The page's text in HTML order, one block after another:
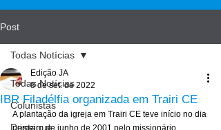
Post
Todas Notícias
Colunistas
Destaque
Todas Notícias
IBR Filadélfia organizada em Trairi CE
Edição JA
8 de set. de 2022
A plantação da igreja em Trairi CE teve início no dia
primeiro de junho de 2001 pelo missionário